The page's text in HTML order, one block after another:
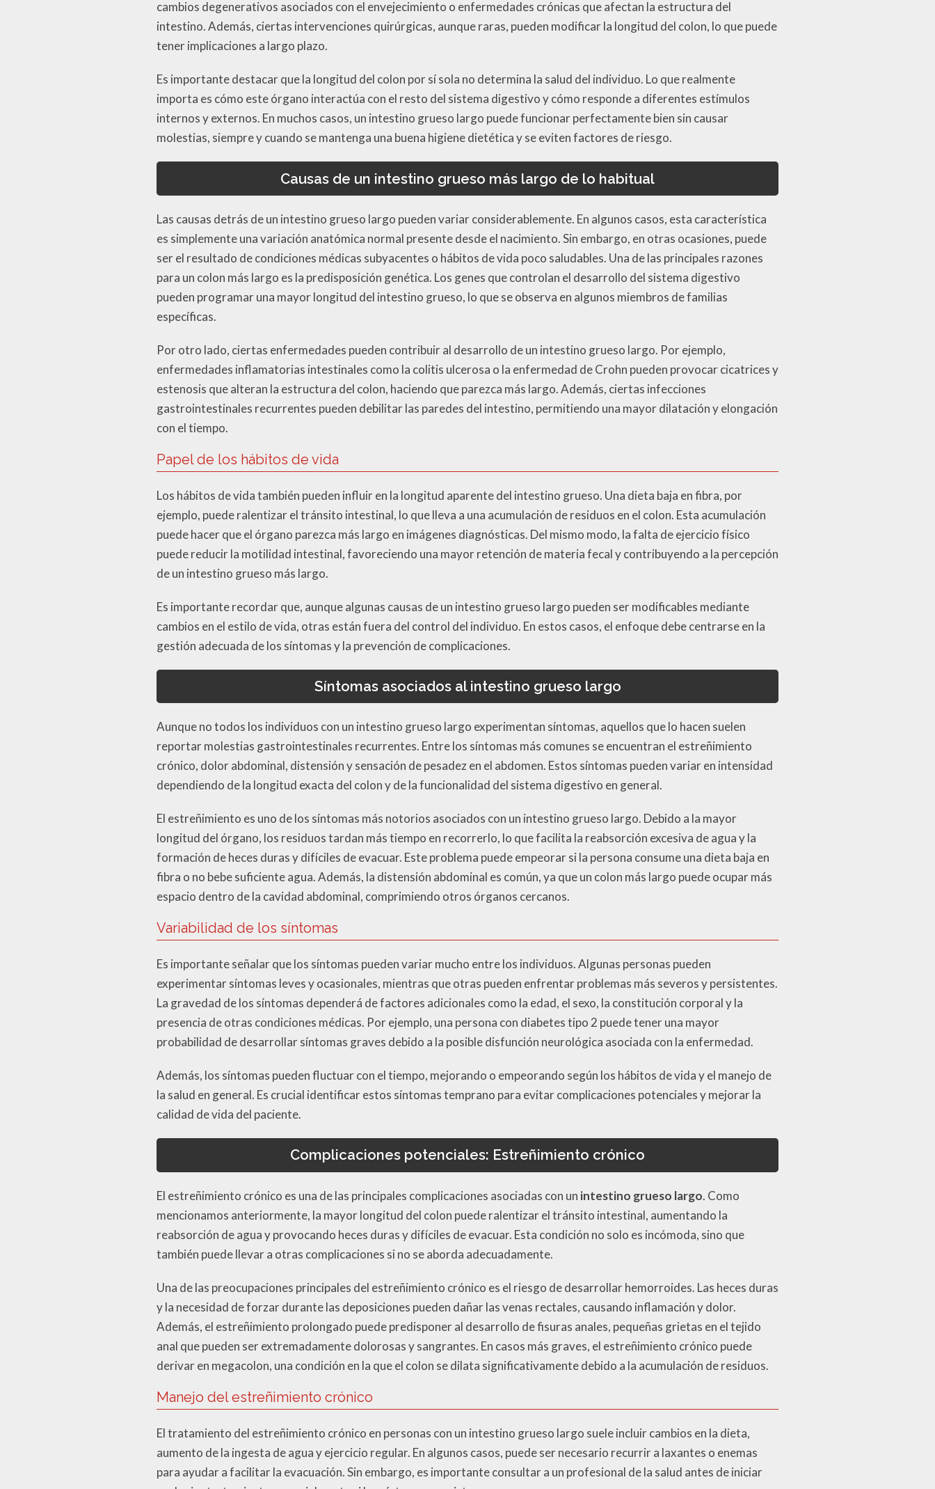
cambios degenerativos asociados con el envejecimiento o enfermedades crónicas que afectan la estructura del
intestino. Además, ciertas intervenciones quirúrgicas, aunque raras, pueden modificar la longitud del colon, lo que puede
tener implicaciones a largo plazo.
Es importante destacar que la longitud del colon por sí sola no determina la salud del individuo. Lo que realmente
importa es cómo este órgano interactúa con el resto del sistema digestivo y cómo responde a diferentes estímulos
internos y externos. En muchos casos, un intestino grueso largo puede funcionar perfectamente bien sin causar
molestias, siempre y cuando se mantenga una buena higiene dietética y se eviten factores de riesgo.
Causas de un intestino grueso más largo de lo habitual
Las causas detrás de un intestino grueso largo pueden variar considerablemente. En algunos casos, esta característica
es simplemente una variación anatómica normal presente desde el nacimiento. Sin embargo, en otras ocasiones, puede
ser el resultado de condiciones médicas subyacentes o hábitos de vida poco saludables. Una de las principales razones
para un colon más largo es la predisposición genética. Los genes que controlan el desarrollo del sistema digestivo
pueden programar una mayor longitud del intestino grueso, lo que se observa en algunos miembros de familias
específicas.
Por otro lado, ciertas enfermedades pueden contribuir al desarrollo de un intestino grueso largo. Por ejemplo,
enfermedades inflamatorias intestinales como la colitis ulcerosa o la enfermedad de Crohn pueden provocar cicatrices y
estenosis que alteran la estructura del colon, haciendo que parezca más largo. Además, ciertas infecciones
gastrointestinales recurrentes pueden debilitar las paredes del intestino, permitiendo una mayor dilatación y elongación
con el tiempo.
Papel de los hábitos de vida
Los hábitos de vida también pueden influir en la longitud aparente del intestino grueso. Una dieta baja en fibra, por
ejemplo, puede ralentizar el tránsito intestinal, lo que lleva a una acumulación de residuos en el colon. Esta acumulación
puede hacer que el órgano parezca más largo en imágenes diagnósticas. Del mismo modo, la falta de ejercicio físico
puede reducir la motilidad intestinal, favoreciendo una mayor retención de materia fecal y contribuyendo a la percepción
de un intestino grueso más largo.
Es importante recordar que, aunque algunas causas de un intestino grueso largo pueden ser modificables mediante
cambios en el estilo de vida, otras están fuera del control del individuo. En estos casos, el enfoque debe centrarse en la
gestión adecuada de los síntomas y la prevención de complicaciones.
Síntomas asociados al intestino grueso largo
Aunque no todos los individuos con un intestino grueso largo experimentan síntomas, aquellos que lo hacen suelen
reportar molestias gastrointestinales recurrentes. Entre los síntomas más comunes se encuentran el estreñimiento
crónico, dolor abdominal, distensión y sensación de pesadez en el abdomen. Estos síntomas pueden variar en intensidad
dependiendo de la longitud exacta del colon y de la funcionalidad del sistema digestivo en general.
El estreñimiento es uno de los síntomas más notorios asociados con un intestino grueso largo. Debido a la mayor
longitud del órgano, los residuos tardan más tiempo en recorrerlo, lo que facilita la reabsorción excesiva de agua y la
formación de heces duras y difíciles de evacuar. Este problema puede empeorar si la persona consume una dieta baja en
fibra o no bebe suficiente agua. Además, la distensión abdominal es común, ya que un colon más largo puede ocupar más
espacio dentro de la cavidad abdominal, comprimiendo otros órganos cercanos.
Variabilidad de los síntomas
Es importante señalar que los síntomas pueden variar mucho entre los individuos. Algunas personas pueden
experimentar síntomas leves y ocasionales, mientras que otras pueden enfrentar problemas más severos y persistentes.
La gravedad de los síntomas dependerá de factores adicionales como la edad, el sexo, la constitución corporal y la
presencia de otras condiciones médicas. Por ejemplo, una persona con diabetes tipo 2 puede tener una mayor
probabilidad de desarrollar síntomas graves debido a la posible disfunción neurológica asociada con la enfermedad.
Además, los síntomas pueden fluctuar con el tiempo, mejorando o empeorando según los hábitos de vida y el manejo de
la salud en general. Es crucial identificar estos síntomas temprano para evitar complicaciones potenciales y mejorar la
calidad de vida del paciente.
Complicaciones potenciales: Estreñimiento crónico
El estreñimiento crónico es una de las principales complicaciones asociadas con un intestino grueso largo. Como
mencionamos anteriormente, la mayor longitud del colon puede ralentizar el tránsito intestinal, aumentando la
reabsorción de agua y provocando heces duras y difíciles de evacuar. Esta condición no solo es incómoda, sino que
también puede llevar a otras complicaciones si no se aborda adecuadamente.
Una de las preocupaciones principales del estreñimiento crónico es el riesgo de desarrollar hemorroides. Las heces duras
y la necesidad de forzar durante las deposiciones pueden dañar las venas rectales, causando inflamación y dolor.
Además, el estreñimiento prolongado puede predisponer al desarrollo de fisuras anales, pequeñas grietas en el tejido
anal que pueden ser extremadamente dolorosas y sangrantes. En casos más graves, el estreñimiento crónico puede
derivar en megacolon, una condición en la que el colon se dilata significativamente debido a la acumulación de residuos.
Manejo del estreñimiento crónico
El tratamiento del estreñimiento crónico en personas con un intestino grueso largo suele incluir cambios en la dieta,
aumento de la ingesta de agua y ejercicio regular. En algunos casos, puede ser necesario recurrir a laxantes o enemas
para ayudar a facilitar la evacuación. Sin embargo, es importante consultar a un profesional de la salud antes de iniciar